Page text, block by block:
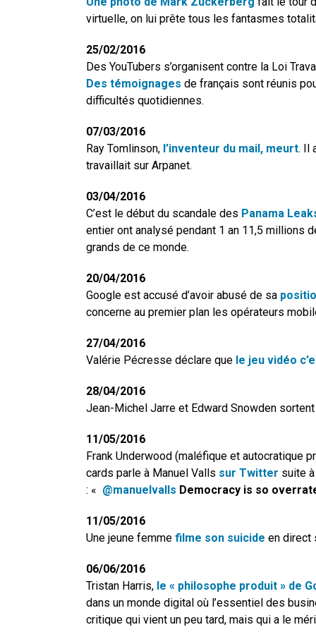
virtuelle, on lui prête tous les fantasmes
25/02/2016
Des YouTubers s’organisent contre la Loi
Des témoignages de français sont réunis
difficultés quotidiennes.
07/03/2016
Ray Tomlinson, l’inventeur du mail, meurt. Il
travaillait sur Arpanet.
03/04/2016
C’est le début du scandale des Panama
entier ont analysé pendant 1 an 11,5 millions
grands de ce monde.
20/04/2016
Google est accusé d’avoir abusé de sa
concerne au premier plan les opérateurs
27/04/2016
Valérie Pécresse déclare que le jeu vidéo
28/04/2016
Jean-Michel Jarre et Edward Snowden
11/05/2016
Frank Underwood (maléfique et autocratique
cards parle à Manuel Valls sur Twitter suite
: « @manuelvalls Democracy is so
11/05/2016
Une jeune femme filme son suicide en direct
06/06/2016
Tristan Harris, le « philosophe produit » de
dans un monde digital où l’essentiel des
critique qui vient un peu tard, mais qui a le